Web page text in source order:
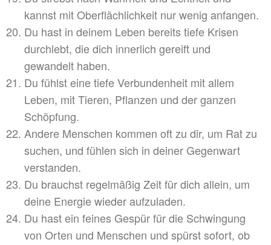
kannst mit Oberflächlichkeit nur wenig anfangen.
Du hast in deinem Leben bereits tiefe Krisen
durchlebt, die dich innerlich gereift und
gewandelt haben.
Du fühlst eine tiefe Verbundenheit mit allem
Leben, mit Tieren, Pflanzen und der ganzen
Schöpfung.
Andere Menschen kommen oft zu dir, um Rat zu
suchen, und fühlen sich in deiner Gegenwart
verstanden.
Du brauchst regelmäßig Zeit für dich allein, um
deine Energie wieder aufzuladen.
Du hast ein feines Gespür für die Schwingung
von Orten und Menschen und spürst sofort, ob